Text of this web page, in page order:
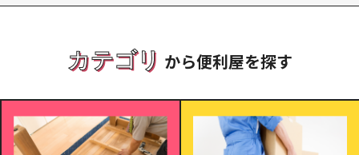
カテゴリ から便利屋を探す